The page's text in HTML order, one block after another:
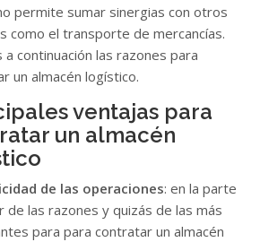
permite sumar sinergias con otros
como el transporte de mercancías.
a continuación las razones para
un almacén logístico.
ventajas para
un almacén
de las operaciones: en la parte
de las razones y quizás de las más
para para contratar un almacén